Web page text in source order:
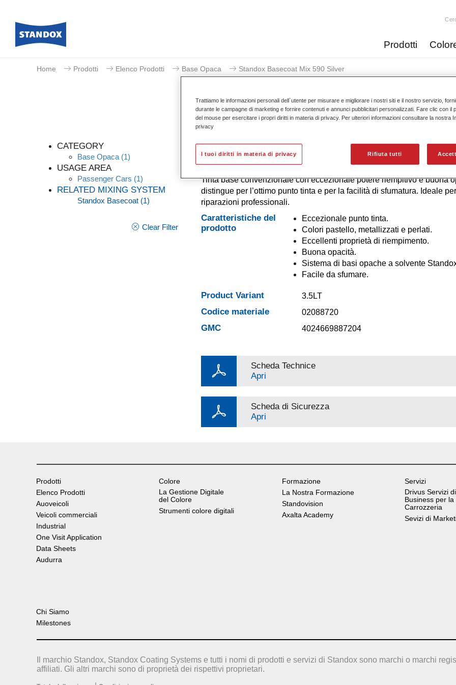
Prodotti
Home Prodotti Elenco Prodotti Base Opaca Standox Basecoat Mix 590 Silver
CATEGORY
Base Opaca (1)
USAGE AREA
Passenger Cars (1)
RELATED MIXING SYSTEM
Standox Basecoat (1)
Clear Filter
Standox Basecoat
Tinta base convenzionale con eccezionale potere riempitivo e buona
distingue per l’ottimo punto tinta e per la facilità di sfumatura. Ideale per
riparazioni professionali.
Caratteristiche del
prodotto
Eccezionale punto tinta.
Colori pastello, metallizzati e perlati.
Eccellenti proprietà di riempimento.
Buona opacità.
Sistema di basi opache a solvente
Facile da sfumare.
Product Variant 3.5LT
Codice materiale 02088720
GMC 4024669887204
Scheda Technice
Apri
Scheda di Sicurezza
Apri
Prodotti
Elenco Prodotti
Auoveicoli
Veicoli commerciali
Industrial
One Visit Application
Data Sheets
Audurra
Colore
La Gestione Digitale
del Colore
Strumenti colore digitali
Formazione
La Nostra Formazione
Standovision
Axalta Academy
Servizi
Drivus Servizi di
Business per la
Carrozzeria
Sevizi di
Chi Siamo
Milestones
Il marchio Standox, Standox Coating Systems e tutti i nomi di prodotti e servizi di Standox sono marchi o marchi
affiliati. Gli altri marchi sono di proprietà dei rispettivi proprietari.
Trattiamo le informazioni personali dell`utente per misurare e migliorare i nostri siti e il nostro servizio,
durante le campagne di marketing e fornire contenuti e annunci pubblicitari personalizzati. Fare clic con il
del mouse per esercitare i propri diritti in materia di privacy. Per ulteriori informazioni consultare la nostra
privacy
Rifiuta tutti
I tuoi diritti in materia di privacy